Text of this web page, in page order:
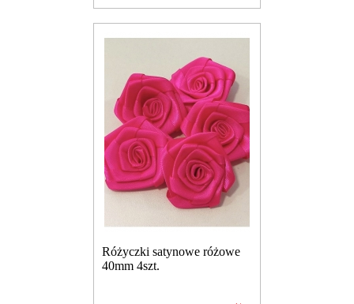
Różyczki satynowe różowe
40mm 4szt.